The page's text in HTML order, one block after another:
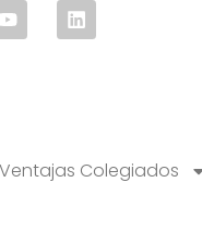
Ventajas Colegiados